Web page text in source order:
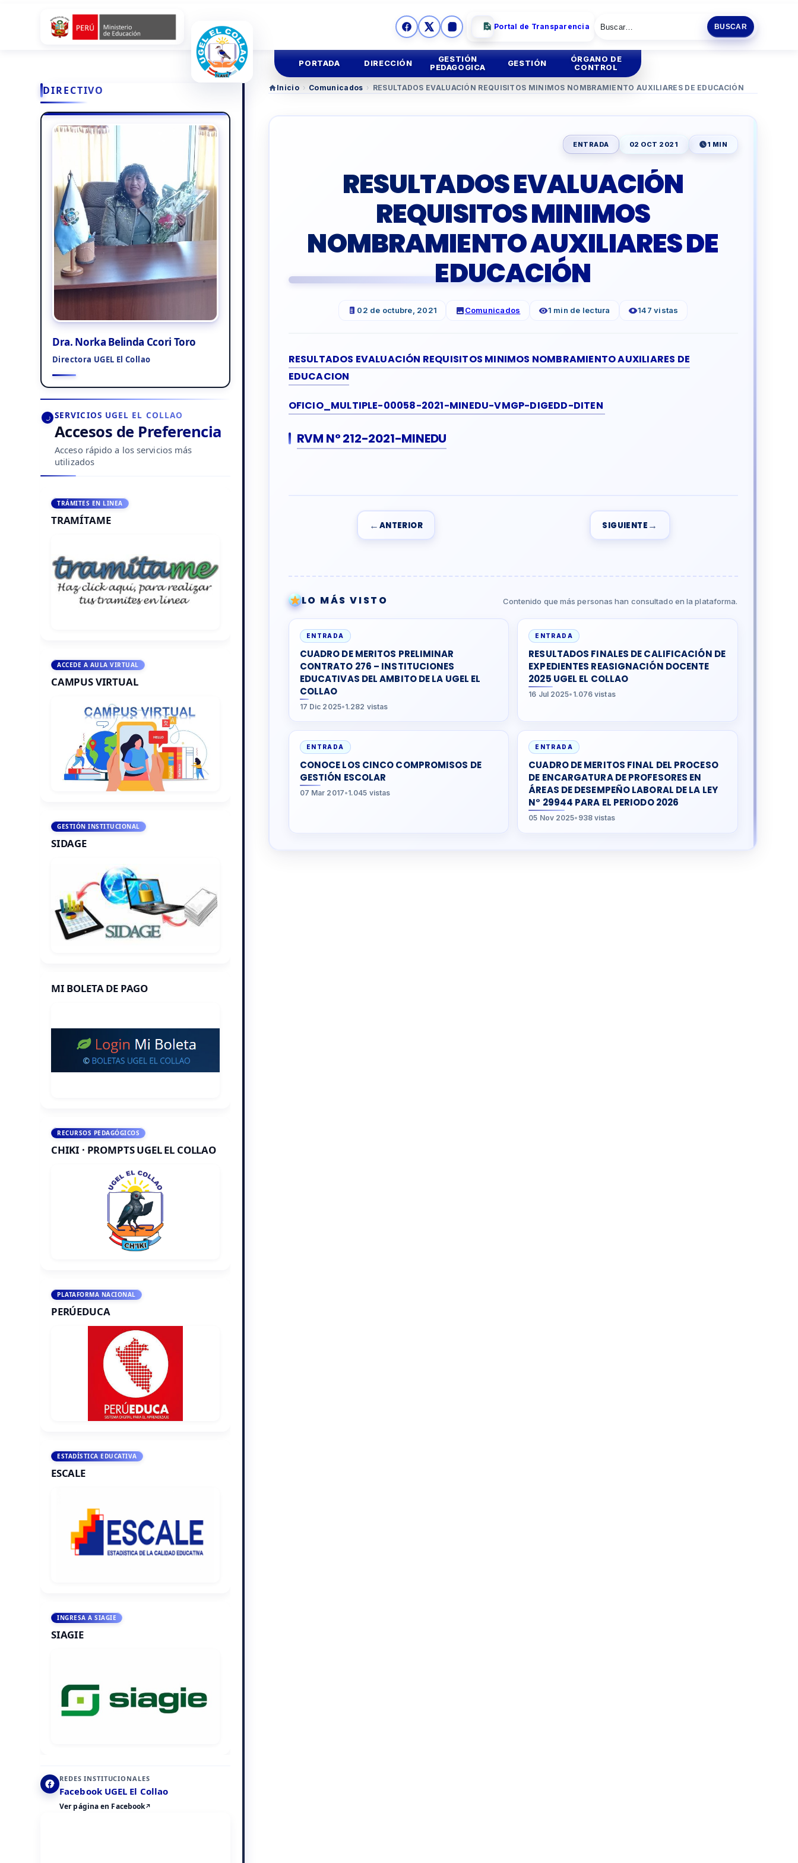
Portal de Transparencia BUSCAR
PORTADA DIRECCIÓN
GESTIÓN
PEDAGOGICA
TUTORIA Y CONVIVENCIAESCOLAR
EDUCACIÓN TÉCNICOPRODUCTIVA
TALLERDOCENTES
GESTIÓN
ÓRGANO DE
CONTROL
DIRECTIVO
Dra. Norka Belinda Ccori Toro
Directora UGEL El Collao
SERVICIOS UGEL EL COLLAO
Accesos de Preferencia
Acceso rápido a los servicios más
utilizados
TRÁMITES EN LINEA
TRAMÍTAME
ACCEDE A AULA VIRTUAL
CAMPUS VIRTUAL
GESTIÓN INSTITUCIONAL
SIDAGE
MI BOLETA DE PAGO
RECURSOS PEDAGÓGICOS
CHIKI · PROMPTS UGEL EL COLLAO
PLATAFORMA NACIONAL
PERÚEDUCA
ESTADÍSTICA EDUCATIVA
ESCALE
INGRESA A SIAGIE
SIAGIE
REDES INSTITUCIONALES
Facebook UGEL El Collao
Ver página en Facebook
Inicio › Comunicados › RESULTADOS EVALUACIÓN REQUISITOS MINIMOS NOMBRAMIENTO AUXILIARES DE EDUCACIÓN
ENTRADA 02 OCT 2021 1 MIN
RESULTADOS EVALUACIÓN
REQUISITOS MINIMOS
NOMBRAMIENTO AUXILIARES DE
EDUCACIÓN
02 de octubre, 2021 Comunicados 1 min de lectura 147 vistas
RESULTADOS EVALUACIÓN REQUISITOS MINIMOS NOMBRAMIENTO AUXILIARES DE
EDUCACION
OFICIO_MULTIPLE-00058-2021-MINEDU-VMGP-DIGEDD-DITEN
RVM N° 212-2021-MINEDU
← ANTERIOR SIGUIENTE →
LO MÁS VISTO Contenido que más personas han consultado en la plataforma.
ENTRADA
CUADRO DE MERITOS PRELIMINAR
CONTRATO 276 – INSTITUCIONES
EDUCATIVAS DEL AMBITO DE LA UGEL EL
COLLAO
17 Dic 2025•1.282 vistas
ENTRADA
RESULTADOS FINALES DE CALIFICACIÓN DE
EXPEDIENTES REASIGNACIÓN DOCENTE
2025 UGEL EL COLLAO
16 Jul 2025• 1.076 vistas
ENTRADA
CONOCE LOS CINCO COMPROMISOS DE
GESTIÓN ESCOLAR
07 Mar 2017•1.045 vistas
ENTRADA
CUADRO DE MERITOS FINAL DEL PROCESO
DE ENCARGATURA DE PROFESORES EN
ÁREAS DE DESEMPEÑO LABORAL DE LA LEY
N° 29944 PARA EL PERIODO 2026
05 Nov 2025• 938 vistas